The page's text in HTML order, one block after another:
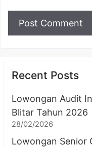
Recent Posts
Lowongan Audit
Blitar Tahun 2026
28/02/2026
Lowongan Senior